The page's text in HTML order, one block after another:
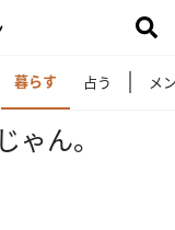
暮らす 占う メ
ゃん。